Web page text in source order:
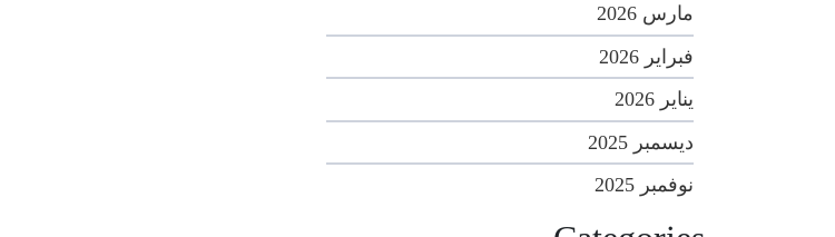
مارس 2026
فبراير 2026
يناير 2026
ديسمبر 2025
نوفمبر 2025